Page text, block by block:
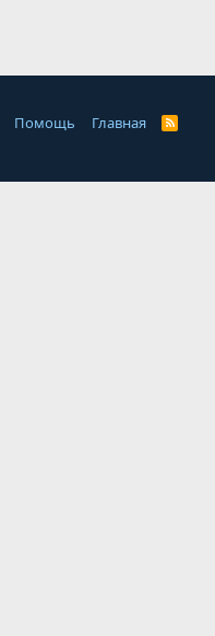
Помощь Главная